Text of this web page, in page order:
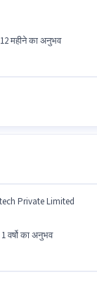
महीने का अनुभव
Private Limited
वर्षो का अनुभव